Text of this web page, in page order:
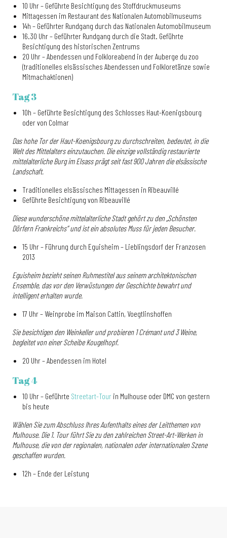
10 Uhr – Geführte Besichtigung des Stoffdruckmuseums
Mittagessen im Restaurant des Nationalen Automobilmuseums
14h – Geführter Rundgang durch das Nationalen Automobilmuseum
16.30 Uhr – Geführter Rundgang durch die Stadt. Geführte
Besichtigung des historischen Zentrums
20 Uhr – Abendessen und Folkloreabend in der Auberge du zoo
(traditionelles elsässisches Abendessen und Folkloretänze sowie
Mitmachaktionen)
Tag 3
10h – Geführte Besichtigung des Schlosses Haut-Koenigsbourg
oder von Colmar
Das hohe Tor der Haut-Koenigsbourg zu durchschreiten, bedeutet, in die
Welt des Mittelalters einzutauchen. Die einzige vollständig restaurierte
mittelalterliche Burg im Elsass prägt seit fast 900 Jahren die elsässische
Landschaft.
Traditionelles elsässisches Mittagessen in Ribeauvillé
Geführte Besichtigung von Ribeauvillé
Diese wunderschöne mittelalterliche Stadt gehört zu den „Schönsten
Dörfern Frankreichs“ und ist ein absolutes Muss für jeden Besucher.
15 Uhr – Führung durch Eguisheim – Lieblingsdorf der Franzosen
2013
Eguisheim bezieht seinen Ruhmestitel aus seinem architektonischen
Ensemble, das vor den Verwüstungen der Geschichte bewahrt und
intelligent erhalten wurde.
17 Uhr – Weinprobe im Maison Cattin, Voegtlinshoffen
Sie besichtigen den Weinkeller und probieren 1 Crémant und 3 Weine,
begleitet von einer Scheibe Kougelhopf.
20 Uhr – Abendessen im Hotel
Tag 4
10 Uhr – Geführte Streetart-Tour in Mulhouse oder DMC von gestern
bis heute
Wählen Sie zum Abschluss Ihres Aufenthalts eines der Leitthemen von
Mulhouse. Die 1. Tour führt Sie zu den zahlreichen Street-Art-Werken in
Mulhouse, die von der regionalen, nationalen oder internationalen Szene
geschaffen wurden.
12h – Ende der Leistung